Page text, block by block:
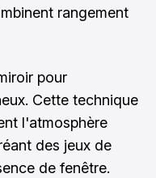
rangement
pour
Cette technique
l'atmosphère
des jeux de
de fenêtre.